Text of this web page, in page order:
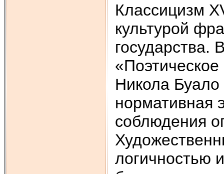
Классицизм
культурой
государства.
«Поэтическое
Никола
нормативная
соблюдения
логичностью